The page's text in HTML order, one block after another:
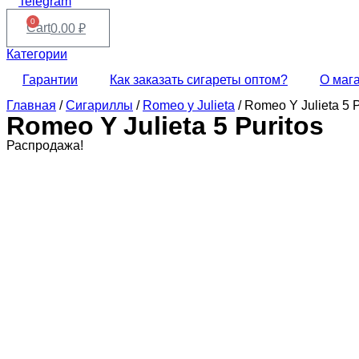
0.00 ₽
0
Cart
Категории
Гарантии
Как заказать сигареты оптом?
О
Главная /Сигариллы / Romeo y Julieta / Romeo Y Julieta 5
Romeo Y Julieta 5 Puritos
Распродажа!